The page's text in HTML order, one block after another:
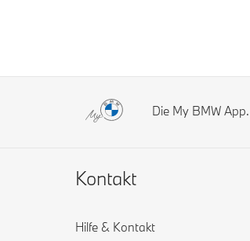
Die My BMW
Kontakt
Hilfe & Kontakt